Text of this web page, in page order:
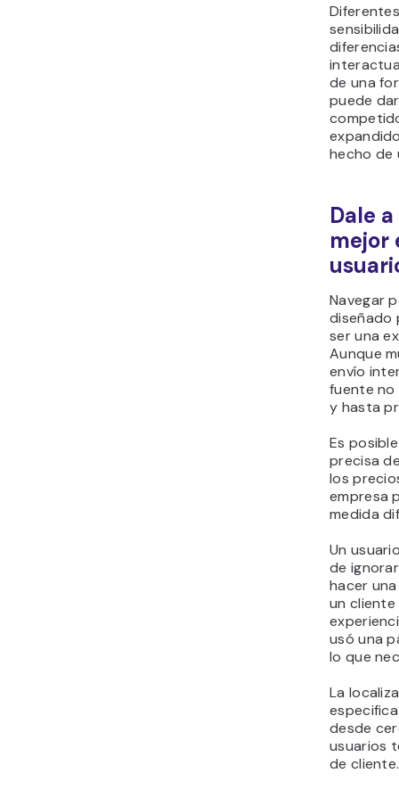
de una
puede
hecho de
Dale
mejor
Navegar
diseñado
ser una
Aunque
envío
fuente no
y hasta
Es
precisa
los
empresa
medida
Un
de
hacer
un cliente
usó una
lo que
La
desde
usuarios
de